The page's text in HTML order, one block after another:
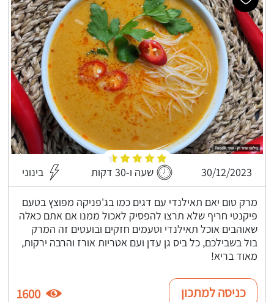
30/12/2023 שעה ו-30 דקות בינוני
מרק טום יאם תאילנדי עם דגים כמו בג'פניקה מפוצץ בטעם
פיקנטי חריף שלא תרצו להפסיק לאכול ממנו אם אתם כאלה
שאוהבים אוכל תאילנדי וטעמים חזקים ובועטים זה המרק
בול בשבילכם, כל ביס גן עדן ועם אטריות אורז והרבה ירקות,
מאוד בריא!
כניסה למתכון 1600